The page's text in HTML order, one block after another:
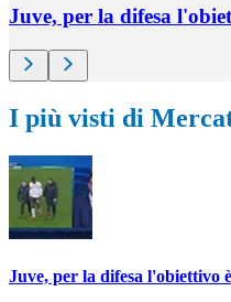
Juve, per la difesa
I più visti di
Juve, per la difesa l'obiettivo